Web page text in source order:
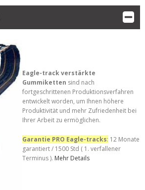
Eagle-track verstärkte
Gummiketten sind nach
fortgeschrittenen Produktionsverfahren
entwickelt worden, um Ihnen höhere
Produktivität und mehr Zufriedenheit bei
Ihrer Arbeit zu ermöglichen.
Garantie PRO Eagle-tracks: 12 Monate
garantiert / 1500 Std ( 1. verfallener
Terminus ). Mehr Details